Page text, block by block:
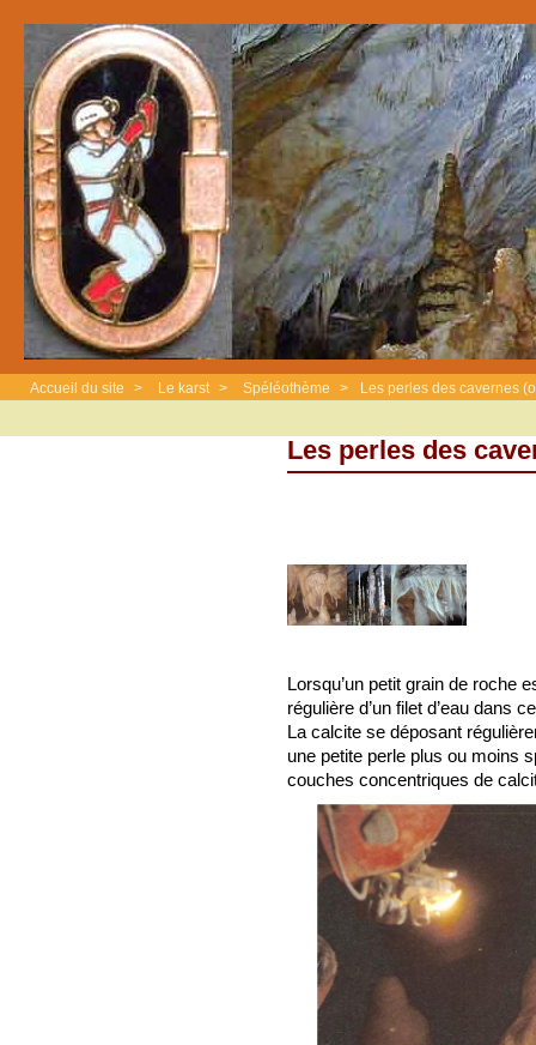
Accueil du site > Le karst > Spéléothème > Les perles des cavernes
Les perles des
Lorsqu’un petit grain de roche
régulière d’un filet d’eau dans
La calcite se déposant
une petite perle plus ou moins
couches concentriques de